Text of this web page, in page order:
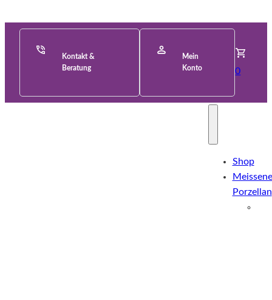
Kontakt &
Beratung
Mein
Konto
0
Shop
Porzellan